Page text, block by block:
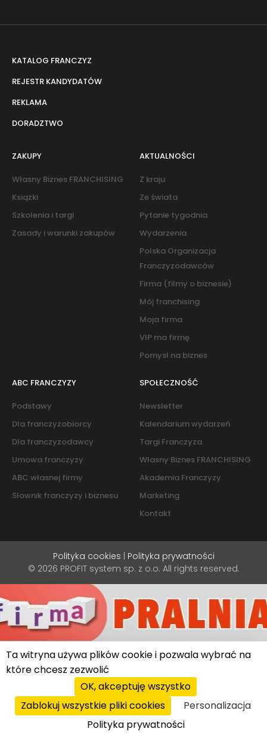
KATALOG FRANCZYZ
REJESTR KANDYDATÓW
REKLAMA
DORADZTWO
ZAKUPY
Własny Biznes FRANCHISING
Książki
Szkolenia i targi
Zasady i warunki zakupów
AKTUALNOŚCI
Z kraju
Ze świata
Pytanie tygodnia
Wydarzenia
Polska Organizacja
Franczyzodawców
Firma (filmy o biznesie)
Mój franchising
Moja firma
VIP ma firmę
Pomysł na biznes
ABC FRANCZYZY
Podstawy
Dla franczyzobiorcy
Dla franczyzodawcy
Umowa franczyzy
ABC własnej firmy
Słownik franczyzy i biznesu
SPOŁECZNOŚĆ
Newsletter
Kalendarium wydarzeń
Targi Franczyza
Własny Biznes FRANCHISING
Akademia Franczyzy
Marketing
Kontakt
Polityka cookies
Polityka prywatności
© 2026 PROFIT system sp. z o.o. All rights reserved.
Ta witryna używa plików cookie i pozwala wybrać na
które chcesz zezwolić
OK, akceptuję wszystko
Zablokuj wszystkie pliki cookies
Personalizacja
Polityka prywatności